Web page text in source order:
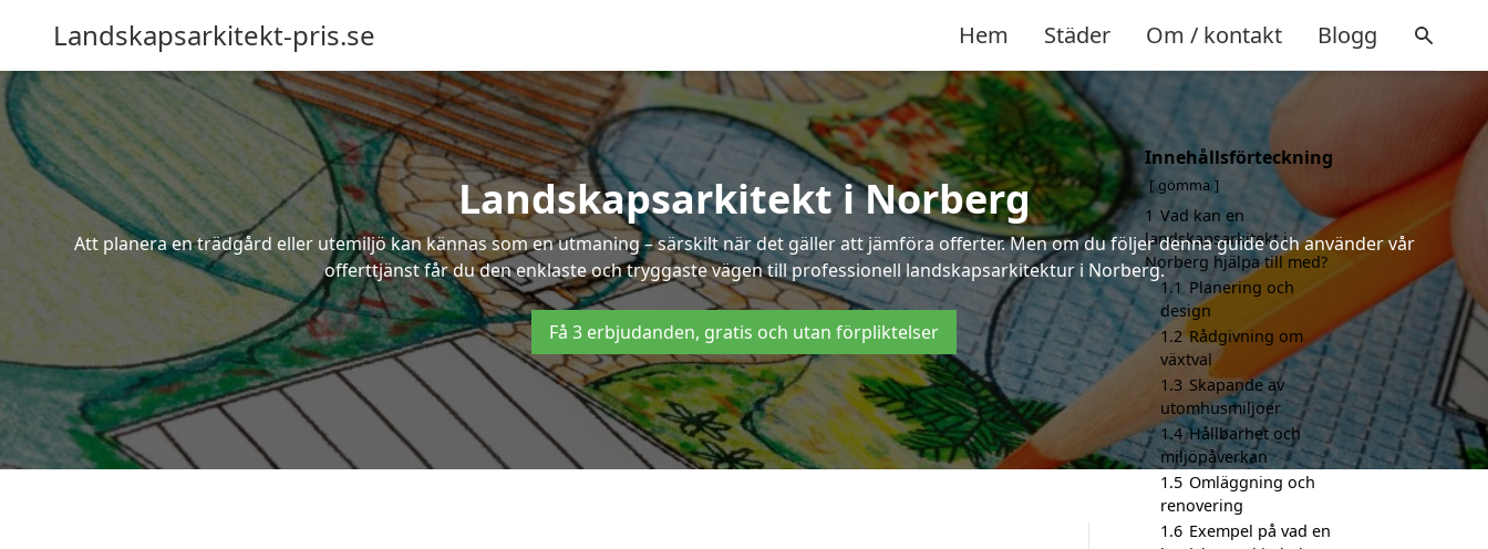
Landskapsarkitekt-pris.se Hem Städer Om / kontakt Blogg
Landskapsarkitekt i Norberg
Att planera en trädgård eller utemiljö kan kännas som en utmaning – särskilt när det gäller att jämföra offerter. Men om du följer denna guide och använder vår
offerttjänst får du den enklaste och tryggaste vägen till professionell landskapsarkitektur i Norberg.
Få 3 erbjudanden, gratis och utan förpliktelser
Innehållsförteckning
gömma
1 Vad kan en
landskapsarkitekt i
Norberg hjälpa till med?
1.1 Planering och
design
1.2 Rådgivning om
växtval
1.3 Skapande av
utomhusmiljöer
1.4 Hållbarhet och
miljöpåverkan
1.5 Omläggning och
renovering
1.6 Exempel på vad en